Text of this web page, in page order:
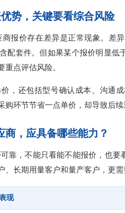
势，关键要看综合风险
报价存在差异是正常现象。差
配套件。但如果某个报价明显低
重点评估风险。
，还包括型号确认成本、沟通
环节节省一点单价，却导致后续
，应具备哪些能力？
靠，不能只看能不能报价，也
长期用量客户和量产客户，更需
现